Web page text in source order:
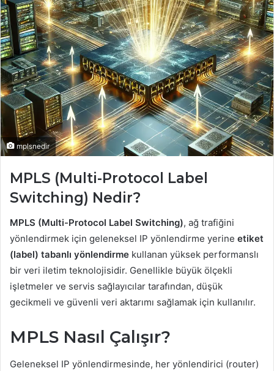
mplsnedir
MPLS (Multi-Protocol Label
Switching) Nedir?
MPLS (Multi-Protocol Label Switching), ağ trafiğini
yönlendirmek için geleneksel IP yönlendirme yerine etiket
(label) tabanlı yönlendirme kullanan yüksek performanslı
bir veri iletim teknolojisidir. Genellikle büyük ölçekli
işletmeler ve servis sağlayıcılar tarafından, düşük
gecikmeli ve güvenli veri aktarımı sağlamak için kullanılır.
MPLS Nasıl Çalışır?
Geleneksel IP yönlendirmesinde, her yönlendirici (router)